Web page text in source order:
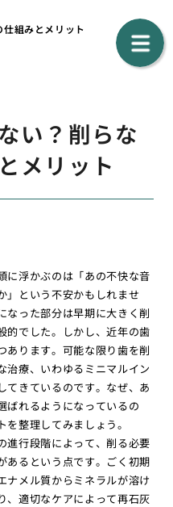
組みとメリット
い？削らな
メリット
に浮かぶのは「あの不快な音
」という不安かもしれませ
なった部分は早期に大きく削
的でした。しかし、近年の歯
あります。可能な限り歯を削
治療、いわゆるミニマルイン
てきているのです。なぜ、あ
ばれるようになっているの
整理してみましょう。
進行段階によって、削る必要
あるという点です。ごく初期
ナメル質からミネラルが溶け
、適切なケアによって再石灰